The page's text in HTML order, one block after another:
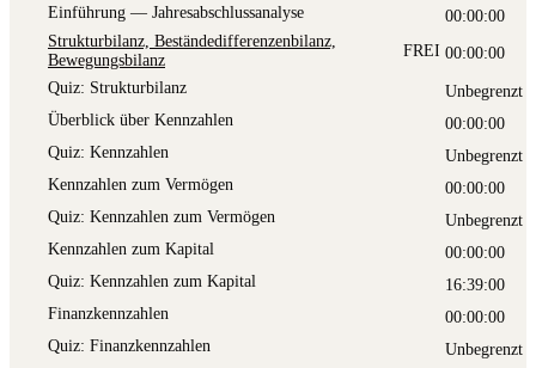
Ein­füh­rung — Jahresabschlussanalyse
00:00:00
Struk­tur­bi­lanz, Bestän­de­dif­fe­ren­zen­bi­lanz,
Bewegungsbilanz
FREI 00:00:00
Quiz: Struk­tur­bi­lanz
Unbegrenzt
Über­blick über Kennzahlen
00:00:00
Quiz: Kenn­zah­len
Unbegrenzt
Kenn­zah­len zum Vermögen
00:00:00
Quiz: Kenn­zah­len zum Vermögen
Unbegrenzt
Kenn­zah­len zum Kapital
00:00:00
Quiz: Kenn­zah­len zum Kapital
16:39:00
Finanz­kenn­zah­len
00:00:00
Quiz: Finanz­kenn­zah­len
Unbegrenzt